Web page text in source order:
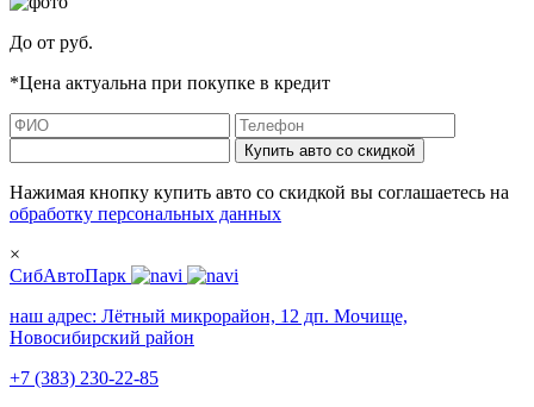
До от руб.
*Цена актуальна при покупке в кредит
Купить авто со скидкой
Нажимая кнопку купить авто со скидкой вы соглашаетесь на
обработку персональных данных
×
СибАвтоПарк
наш адрес: Лётный микрорайон, 12 дп. Мочище,
Новосибирский район
+7 (383) 230-22-85